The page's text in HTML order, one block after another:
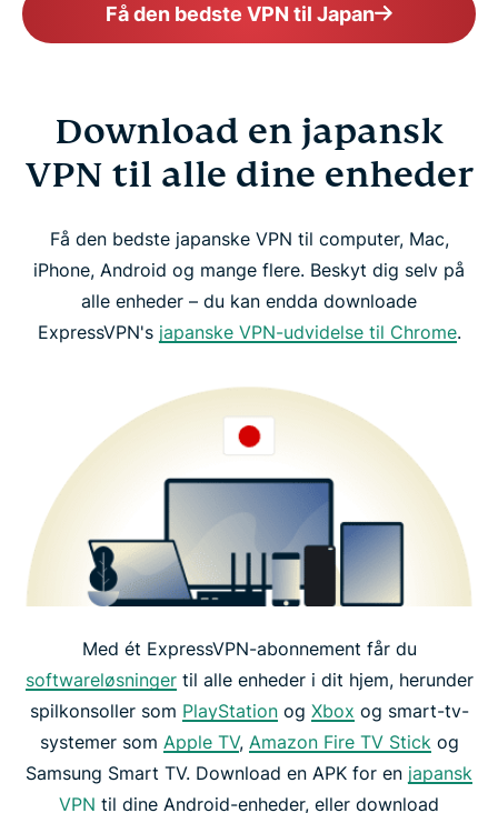
Få den bedste VPN til Japan
Download en japansk
VPN til alle dine enheder
Få den bedste japanske VPN til computer, Mac,
iPhone, Android og mange flere. Beskyt dig selv på
alle enheder – du kan endda downloade
ExpressVPN's japanske VPN-udvidelse til Chrome.
Med ét ExpressVPN-abonnement får du
softwareløsningertil alle enheder i dit hjem, herunder
spilkonsoller som PlayStationog Xbox og smart-tv-
systemer som Apple TV, Amazon Fire TV Stickog
Samsung Smart TV. Download en APK for en japansk
VPN til dine Android-enheder, eller download